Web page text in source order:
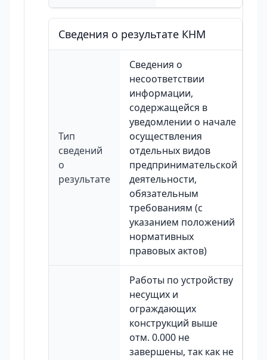
Сведения о результате КНМ
Тип
сведений
о
результате
Сведения о
несоответствии
информации,
содержащейся в
уведомлении о начале
осуществления
отдельных видов
предпринимательской
деятельности,
обязательным
требованиям (с
указанием положений
нормативных
правовых актов)
Работы по устройству
несущих и
ограждающих
конструкций выше
отм. 0.000 не
завершены, так как не